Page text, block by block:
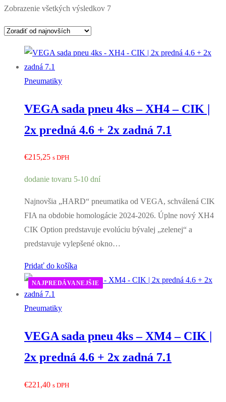
Zobrazenie všetkých výsledkov 7Zoradené
Pneumatiky
VEGA sada pneu 4ks – XH4 – CIK |
2x predná 4.6 + 2x zadná 7.1
€215,25 s DPH
dodanie tovaru 5-10 dní
Najnovšia „HARD“ pneumatika od VEGA, schválená CIK
FIA na obdobie homologácie 2024-2026. Úplne nový XH4
CIK Option predstavuje evolúciu bývalej „zelenej“ a
predstavuje vylepšené okno…
Pridať do košíka
Pneumatiky
NAJPREDÁVANEJŠIE
VEGA sada pneu 4ks – XM4 – CIK |
2x predná 4.6 + 2x zadná 7.1
€221,40 s DPH